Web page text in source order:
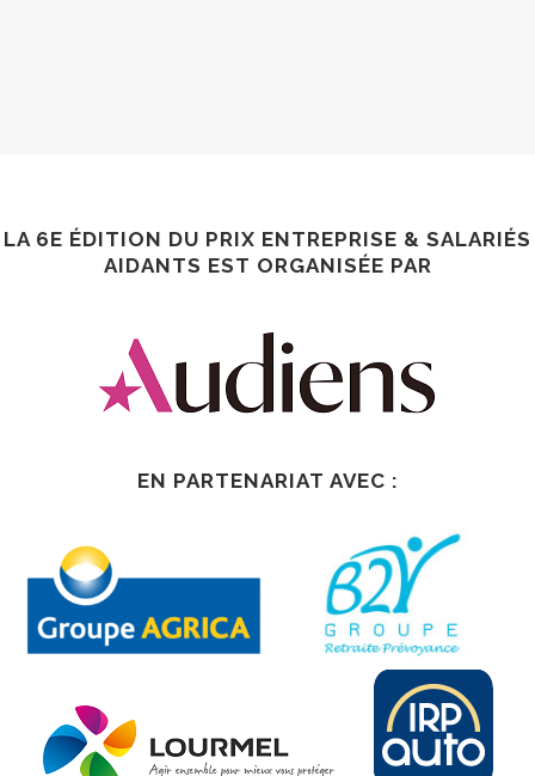
LA 6E ÉDITION DU PRIX ENTREPRISE & SALARIÉS
AIDANTS EST ORGANISÉE PAR
EN PARTENARIAT AVEC :